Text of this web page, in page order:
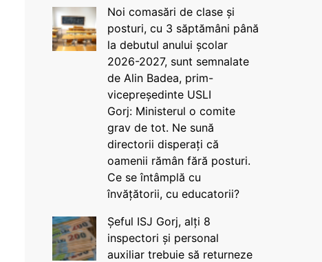
Noi comasări de clase și
posturi, cu 3 săptămâni până
la debutul anului școlar
2026-2027, sunt semnalate
de Alin Badea, prim-
vicepreședinte USLI
Gorj: Ministerul o comite
grav de tot. Ne sună
directorii disperați că
oamenii rămân fără posturi.
Ce se întâmplă cu
învățătorii, cu educatorii?
Șeful ISJ Gorj, alți 8
inspectori și personal
auxiliar trebuie să returneze